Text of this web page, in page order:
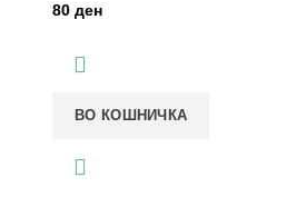
ден
ВО КОШНИЧКА